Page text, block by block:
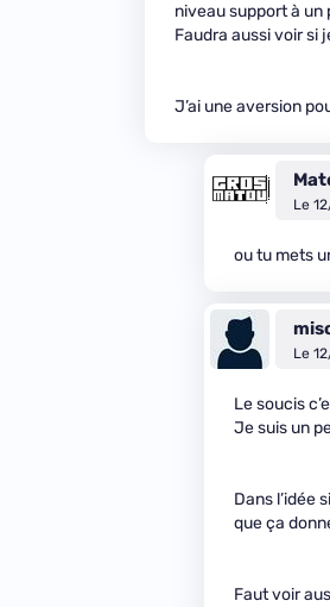
niveau support à un
Faudra aussi voir si
J’ai une aversion
Le
ou tu mets
Le
Le soucis
Je suis un
Dans l’idée
que ça
Faut voir